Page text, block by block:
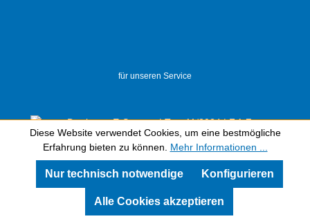
für unseren Service
Diese Website verwendet Cookies, um eine bestmögliche
Erfahrung bieten zu können. Mehr Informationen ...
Nur technisch notwendige Konfigurieren
Alle Cookies akzeptieren